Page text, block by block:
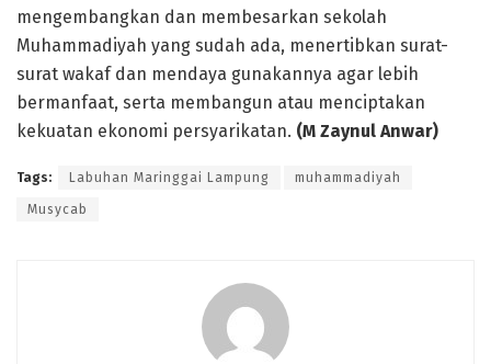
mengembangkan dan membesarkan sekolah
Muhammadiyah yang sudah ada, menertibkan surat-
surat wakaf dan mendaya gunakannya agar lebih
bermanfaat, serta membangun atau menciptakan
kekuatan ekonomi persyarikatan. (M Zaynul Anwar)
Tags: Labuhan Maringgai Lampung muhammadiyah
Musycab